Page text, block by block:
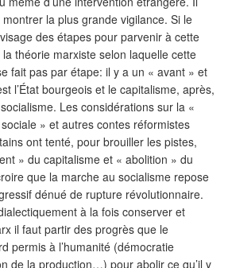
la plus grande vigilance. Si le
des étapes pour parvenir à cette
théorie marxiste selon laquelle cette
fait pas par étape: il y a un « avant » et
l’État bourgeois et le capitalisme, après,
Les considérations sur la «
» et autres contes réformistes
ont tenté, pour brouiller les pistes,
» du capitalisme et « abolition » du
que la marche au socialisme repose
dénué de rupture révolutionnaire.
à la fois conserver et
il faut partir des progrès que le
permis à l’humanité (démocratie
de la production…) pour abolir ce qu’il y